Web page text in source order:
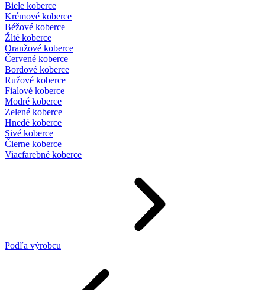
Biele koberce
Krémové koberce
Béžové koberce
Žlté koberce
Oranžové koberce
Červené koberce
Bordové koberce
Ružové koberce
Fialové koberce
Modré koberce
Zelené koberce
Hnedé koberce
Sivé koberce
Čierne koberce
Viacfarebné koberce
Podľa výrobcu